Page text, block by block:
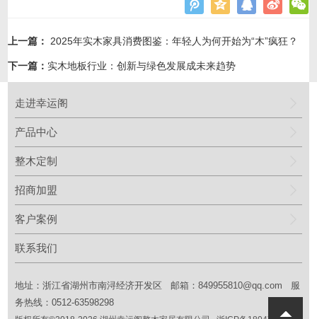
上一篇： 2025年实木家具消费图鉴：年轻人为何开始为“木”疯狂？
下一篇： 实木地板行业：创新与绿色发展成未来趋势
走进幸运阁
产品中心
整木定制
招商加盟
客户案例
联系我们
地址：浙江省湖州市南浔经济开发区 邮箱：849955810@qq.com 服
务热线：0512-63598298